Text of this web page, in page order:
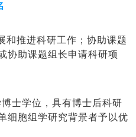
和推进科研工作；协助课题
协助课题组长申请科研项
士学位，具有博士后科研
细胞组学研究背景者予以优